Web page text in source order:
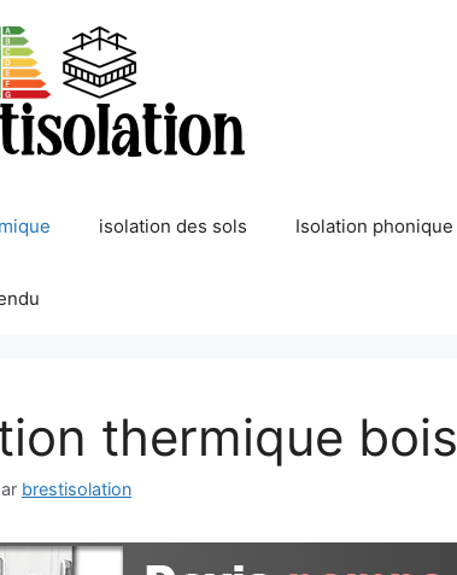
isolation des sols Isolation phonique
thermique bois
brestisolation